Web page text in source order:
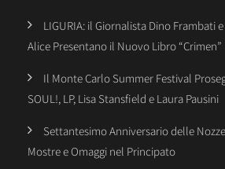
LIGURIA: il Giornalista Dino Frambati
Alice Presentano il Nuovo Libro “Crimen”
Il Monte Carlo Summer Festival
SOUL!, LP, Lisa Stansfield e Laura Pausini
Settantesimo Anniversario delle
Mostre e Omaggi nel Principato